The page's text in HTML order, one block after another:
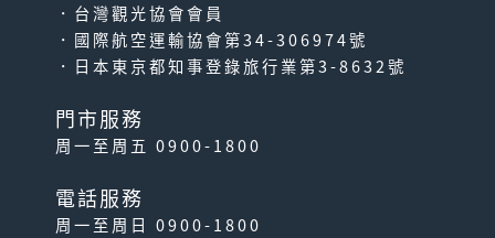
．台灣觀光協會會員
．國際航空運輸協會第34-306974號
．日本東京都知事登錄旅行業第3-8632號
門市服務
周一至周五 0900-1800
電話服務
周一至周日 0900-1800